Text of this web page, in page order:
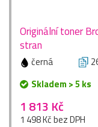
Originální toner
stran
černá
Skladem > 5 ks
1 813 Kč
1 498 Kč bez DPH